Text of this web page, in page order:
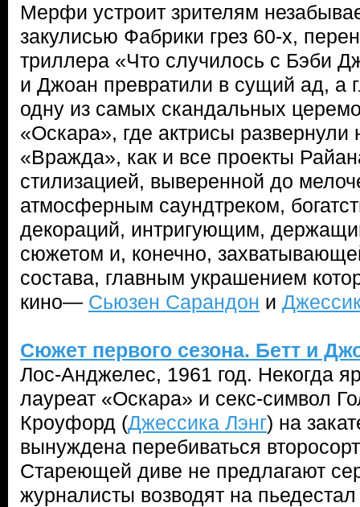
Мерфи устроит зрителям
закулисью Фабрики грез 60-х,
триллера «Что случилось с Бэби
и Джоан превратили в сущий ад, а
одну из самых скандальных
«Оскара», где актрисы
«Вражда», как и все проекты
стилизацией, выверенной до
атмосферным саундтреком,
декораций, интригующим,
сюжетом и, конечно,
состава, главным украшением
кино— Сьюзен Сарандон и
Сюжет первого сезона. Бетт и
Лос-Анджелес, 1961 год. Некогда
лауреат «Оскара» и секс-символ
Кроуфорд (Джессика Лэнг) на
вынуждена перебиваться
Стареющей диве не предлагают
журналисты возводят на